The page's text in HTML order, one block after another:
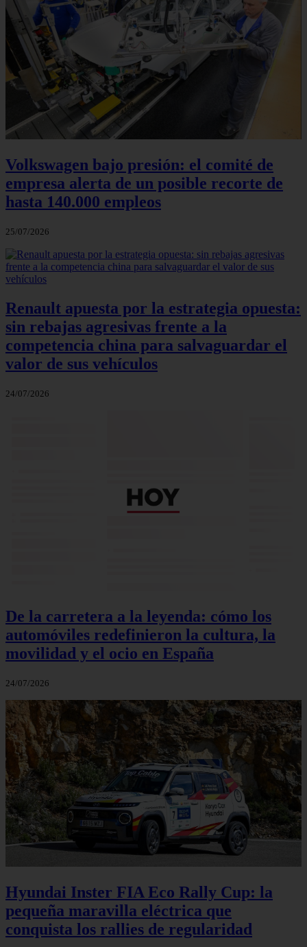
Volkswagen bajo presión: el comité de
empresa alerta de un posible recorte de
hasta 140.000 empleos
25/07/2026
Renault apuesta por la estrategia opuesta:
sin rebajas agresivas frente a la
competencia china para salvaguardar el
valor de sus vehículos
24/07/2026
De la carretera a la leyenda: cómo los
automóviles redefinieron la cultura, la
movilidad y el ocio en España
24/07/2026
Hyundai Inster FIA Eco Rally Cup: la
pequeña maravilla eléctrica que
conquista los rallies de regularidad